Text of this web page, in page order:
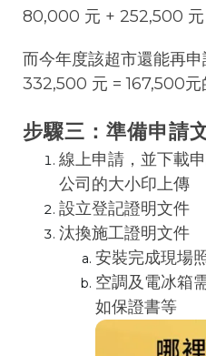
80,000 元 + 252,500
而今年度該超市還能再
332,500 元 = 167,500元
步驟三：準備申請
線上申請 ，並下載
公司的大小印上傳
設立登記證明文件
汰換施工證明文件
安裝完成現場
空調及電冰箱
如保證書等